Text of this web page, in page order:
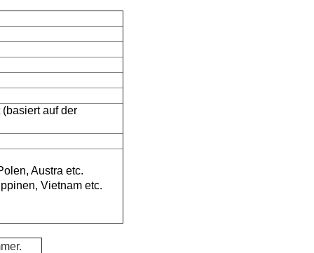
auf der
Austra etc.
Vietnam etc.